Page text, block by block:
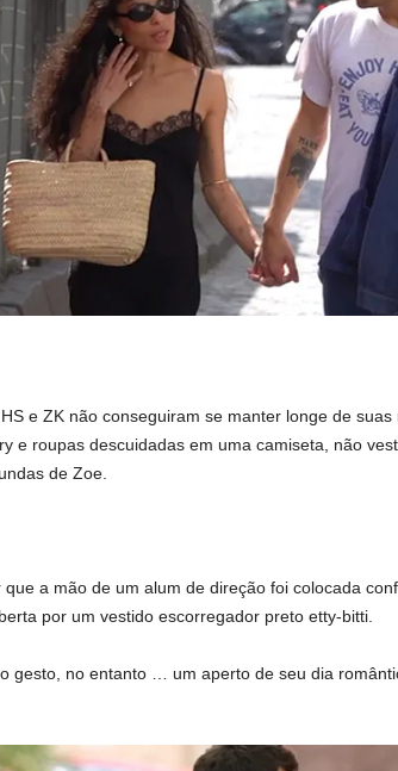
e ZK não conseguiram se manter longe de
e roupas descuidadas em uma camiseta, não
de Zoe.
que a mão de um alum de direção foi colocada
por um vestido escorregador preto etty-bitti.
gesto, no entanto … um aperto de seu dia